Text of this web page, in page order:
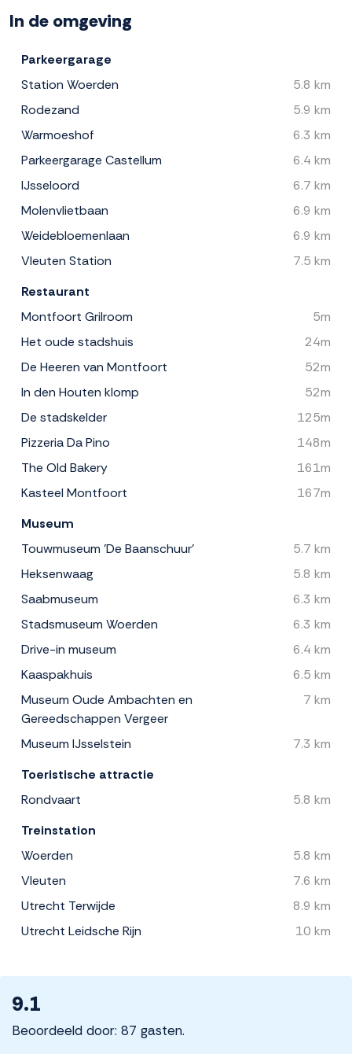
In de omgeving
Parkeergarage
Station Woerden
5.8 km
Rodezand
5.9 km
Warmoeshof
6.3 km
Parkeergarage Castellum
6.4 km
IJsseloord
6.7 km
Molenvlietbaan
6.9 km
Weidebloemenlaan
6.9 km
Vleuten Station
7.5 km
Restaurant
Montfoort Grilroom
5m
Het oude stadshuis
24m
De Heeren van Montfoort
52m
In den Houten klomp
52m
De stadskelder
125m
Pizzeria Da Pino
148m
The Old Bakery
161m
Kasteel Montfoort
167m
Museum
Touwmuseum 'De Baanschuur'
5.7 km
Heksenwaag
5.8 km
Saabmuseum
6.3 km
Stadsmuseum Woerden
6.3 km
Drive-in museum
6.4 km
Kaaspakhuis
6.5 km
Museum Oude Ambachten en
Gereedschappen Vergeer
7 km
Museum IJsselstein
7.3 km
Toeristische attractie
Rondvaart
5.8 km
Treinstation
Woerden
5.8 km
Vleuten
7.6 km
Utrecht Terwijde
8.9 km
Utrecht Leidsche Rijn
10 km
9.1
Beoordeeld door: 87 gasten.